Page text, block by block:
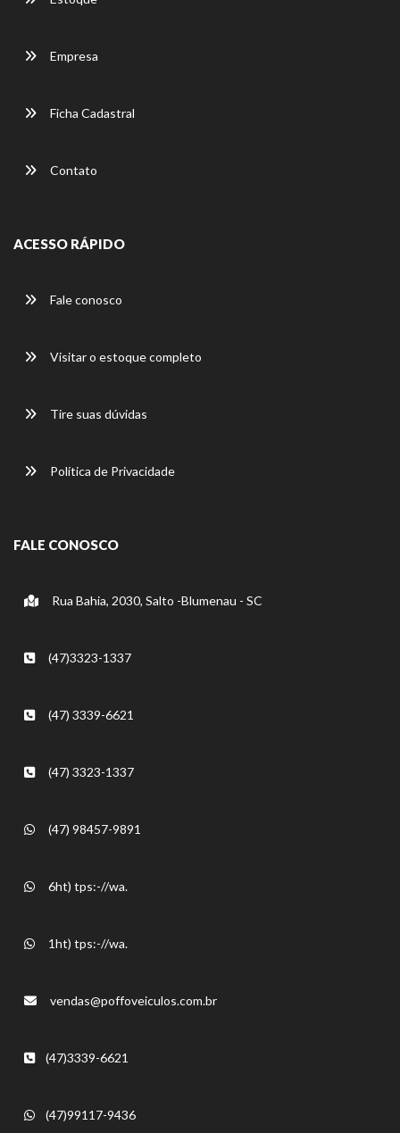
Empresa
Ficha Cadastral
Contato
ACESSO RÁPIDO
Fale conosco
Visitar o estoque completo
Tire suas dúvidas
Política de Privacidade
FALE CONOSCO
Rua Bahia, 2030, Salto -Blumenau - SC
(47)3323-1337
(47) 3339-6621
(47) 3323-1337
(47) 98457-9891
6ht) tps:-//wa.
1ht) tps:-//wa.
vendas@poffoveiculos.com.br
(47)3339-6621
(47)99117-9436